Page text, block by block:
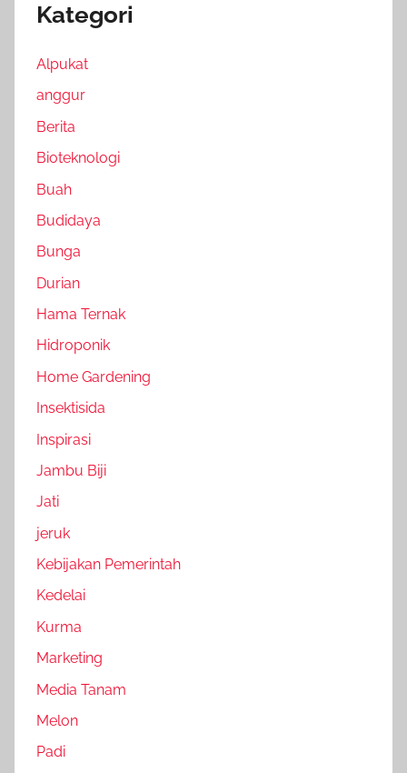
Kategori
Alpukat
anggur
Berita
Bioteknologi
Buah
Budidaya
Bunga
Durian
Hama Ternak
Hidroponik
Home Gardening
Insektisida
Inspirasi
Jambu Biji
Jati
jeruk
Kebijakan Pemerintah
Kedelai
Kurma
Marketing
Media Tanam
Melon
Padi